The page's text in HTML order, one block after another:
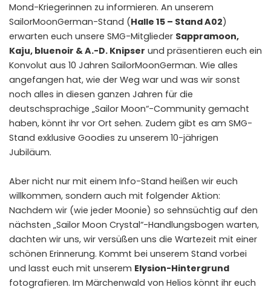
Mond-Kriegerinnen zu informieren. An unserem
SailorMoonGerman-Stand (Halle 15 – Stand A02)
erwarten euch unsere SMG-Mitglieder Sappramoon,
Kaju, bluenoir & A.-D. Knipser und präsentieren euch ein
Konvolut aus 10 Jahren SailorMoonGerman. Wie alles
angefangen hat, wie der Weg war und was wir sonst
noch alles in diesen ganzen Jahren für die
deutschsprachige „Sailor Moon“-Community gemacht
haben, könnt ihr vor Ort sehen. Zudem gibt es am SMG-
Stand exklusive Goodies zu unserem 10-jährigen
Jubiläum.
Aber nicht nur mit einem Info-Stand heißen wir euch
willkommen, sondern auch mit folgender Aktion:
Nachdem wir (wie jeder Moonie) so sehnsüchtig auf den
nächsten „Sailor Moon Crystal“-Handlungsbogen warten,
dachten wir uns, wir versüßen uns die Wartezeit mit einer
schönen Erinnerung. Kommt bei unserem Stand vorbei
und lasst euch mit unserem Elysion-Hintergrund
fotografieren. Im Märchenwald von Helios könnt ihr euch